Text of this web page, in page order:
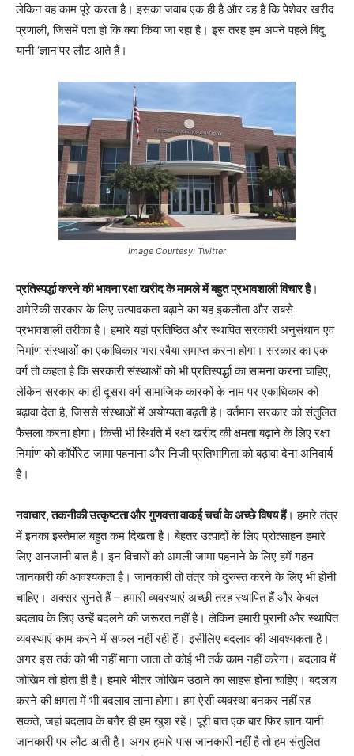
लेकिन वह काम पूरे करता है। इसका जवाब एक ही है और वह है कि पेशेवर खरीद
प्रणाली, जिसमें पता हो कि क्या किया जा रहा है। इस तरह हम अपने पहले बिंदु
यानी ‘ज्ञान’पर लौट आते हैं।
Image Courtesy: Twitter
प्रतिस्पर्द्धा करने की भावना रक्षा खरीद के मामले में बहुत प्रभावशाली विचार है।
अमेरिकी सरकार के लिए उत्पादकता बढ़ाने का यह इकलौता और सबसे
प्रभावशाली तरीका है। हमारे यहां प्रतिष्ठित और स्थापित सरकारी अनुसंधान एवं
निर्माण संस्थाओं का एकाधिकार भरा रवैया समाप्त करना होगा। सरकार का एक
वर्ग तो कहता है कि सरकारी संस्थाओं को भी प्रतिस्पर्द्धा का सामना करना चाहिए,
लेकिन सरकार का ही दूसरा वर्ग सामाजिक कारकों के नाम पर एकाधिकार को
बढ़ावा देता है, जिससे संस्थाओं में अयोग्यता बढ़ती है। वर्तमान सरकार को संतुलित
फैसला करना होगा। किसी भी स्थिति में रक्षा खरीद की क्षमता बढ़ाने के लिए रक्षा
निर्माण को कॉर्पोरेट जामा पहनाना और निजी प्रतिभागिता को बढ़ावा देना अनिवार्य
है।
नवाचार, तकनीकी उत्कृष्टता और गुणवत्ता वाकई चर्चा के अच्छे विषय हैं। हमारे तंत्र
में इनका इस्तेमाल बहुत कम दिखता है। बेहतर उत्पादों के लिए प्रोत्साहन हमारे
लिए अनजानी बात है। इन विचारों को अमली जामा पहनाने के लिए हमें गहन
जानकारी की आवश्यकता है। जानकारी तो तंत्र को दुरुस्त करने के लिए भी होनी
चाहिए। अक्सर सुनते हैं – हमारी व्यवस्थाएं अच्छी तरह स्थापित हैं और केवल
बदलाव के लिए उन्हें बदलने की जरूरत नहीं है। लेकिन हमारी पुरानी और स्थापित
व्यवस्थाएं काम करने में सफल नहीं रही हैं। इसीलिए बदलाव की आवश्यकता है।
अगर इस तर्क को भी नहीं माना जाता तो कोई भी तर्क काम नहीं करेगा। बदलाव में
जोखिम तो होता ही है। हमारे भीतर जोखिम उठाने का साहस होना चाहिए। बदलाव
करने की क्षमता में भी बदलाव लाना होगा। हम ऐसी व्यवस्था बनकर नहीं रह
सकते, जहां बदलाव के बगैर ही हम खुश रहें। पूरी बात एक बार फिर ज्ञान यानी
जानकारी पर लौट आती है। अगर हमारे पास जानकारी नहीं है तो हम संतुलित